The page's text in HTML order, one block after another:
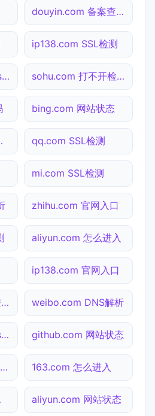
douyin.com 备案查询
ip138.com SSL检测
taobao.com Whois查询 sohu.com 打不开检测
bing.com 网站状态
检测 qq.com SSL检测
mi.com SSL检测
zhihu.com 官网入口
aliyun.com 怎么进入
ip138.com 官网入口
douyin.com 怎么进入 weibo.com DNS解析
google.com Whois查询 github.com 网站状态
chinaz.com 打不开检测 163.com 怎么进入
aliyun.com 网站状态